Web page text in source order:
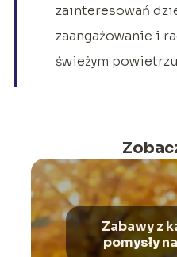
zainteresowań
zaangażowanie i
świeżym
Zabawy z
pomysły